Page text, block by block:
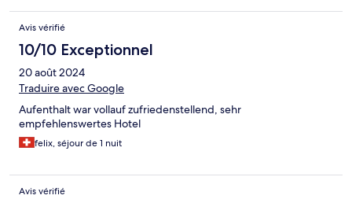
Avis vérifié
10/10 Exceptionnel
20 août 2024
Traduire avec Google
Aufenthalt war vollauf zufriedenstellend, sehr
empfehlenswertes Hotel
felix, séjour de 1 nuit
Avis vérifié